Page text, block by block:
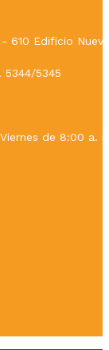
Edificio
5344/5345
de 8:00 a.